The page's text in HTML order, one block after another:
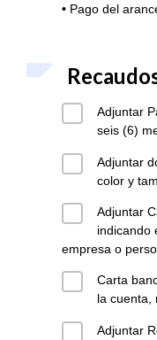
• Pago del
Adjuntar
seis (6)
Adjuntar
color y
Adjuntar
indicando
empresa o
Carta
la cuenta,
Adjuntar